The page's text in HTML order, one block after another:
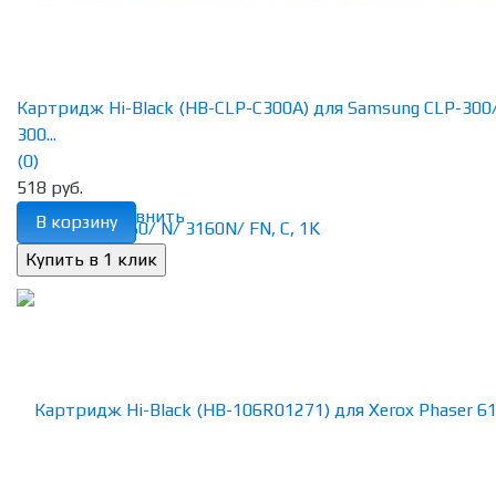
избранное сравнить
Картридж Hi-Black (HB-CLP-C300A) для Samsung CLP-
300...
(0)
518 руб.
В корзину